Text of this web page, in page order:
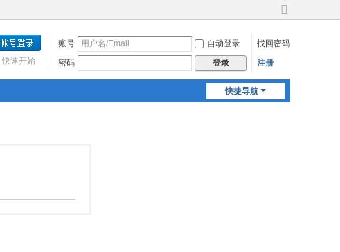
切
到
账号 自动登录
找回密码
密码
登录 注册
快速开始
快捷导航